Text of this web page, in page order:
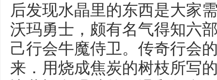
后发现水晶里的东西是大家
沃玛勇士，颇有名气得知六
己行会牛魔侍卫。传奇行会
来．用烧成焦炭的树枝所写